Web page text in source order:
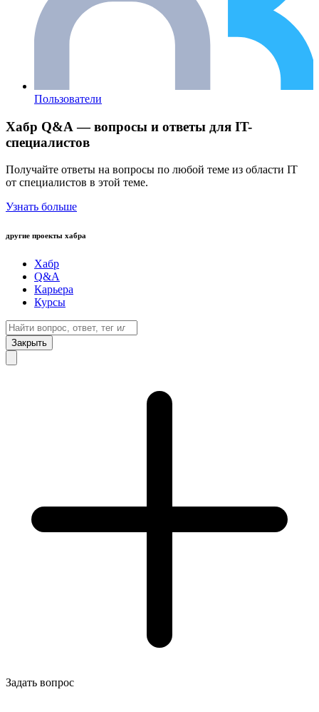
Пользователи
Хабр Q&A — вопросы и ответы для IT-
специалистов
Получайте ответы на вопросы по любой теме из области IT
от специалистов в этой теме.
Узнать больше
другие проекты хабра
Хабр
Q&A
Карьера
Курсы
Закрыть
Задать вопрос